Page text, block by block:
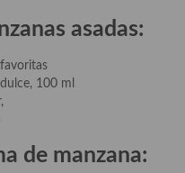
asadas:
100 ml
de manzana: